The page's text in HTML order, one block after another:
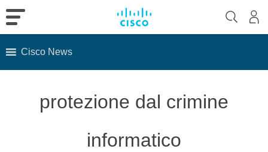
Cisco News
protezione dal crimine
informatico